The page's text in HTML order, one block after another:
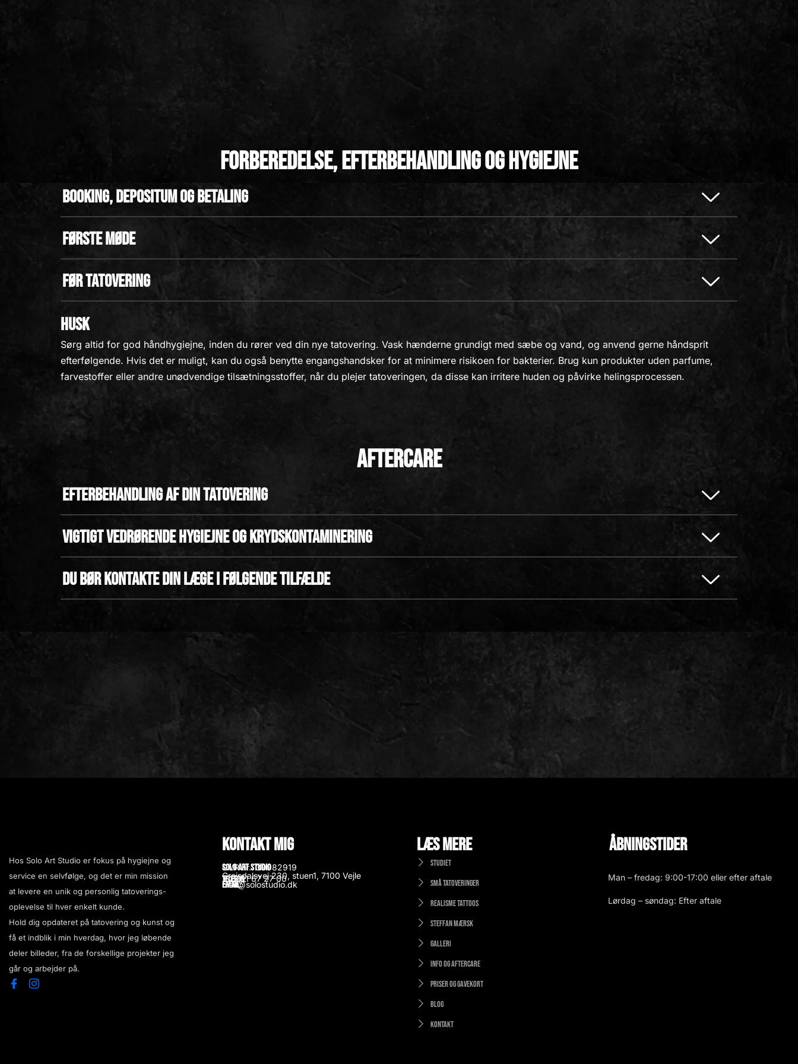
Forberedelse, efterbehandling og hygiejne
Booking, depositum og betaling
Første møde
Før tatovering
Husk
Sørg altid for god håndhygiejne, inden du rører ved din nye tatovering. Vask hænderne grundigt med sæbe og vand, og anvend gerne håndsprit
efterfølgende. Hvis det er muligt, kan du også benytte engangshandsker for at minimere risikoen for bakterier. Brug kun produkter uden parfume,
farvestoffer eller andre unødvendige tilsætningsstoffer, når du plejer tatoveringen, da disse kan irritere huden og påvirke helingsprocessen.
Aftercare
Efterbehandling af din tatovering
Vigtigt vedrørende hygiejne og krydskontaminering
Du bør kontakte din læge i følgende tilfælde
Hos Solo Art Studio er fokus på hygiejne og
service en selvfølge, og det er min mission
at levere en unik og personlig tatoverings-
oplevelse til hver enkelt kunde.
Hold dig opdateret på tatovering og kunst og
få et indblik i min hverdag, hvor jeg løbende
deler billeder, fra de forskellige projekter jeg
går og arbejder på.
Kontakt mig
Solo Art Studio
CVR nr.: 39982919
Grejsdalsvej 230, stuen1, 7100 Vejle
Telefon:
+45 61 67 27 00
Email:
mail@solostudio.dk
Læs mere
Studiet
Små tatoveringer
Realisme tattoos
Steffan Mærsk
Galleri
Info og aftercare
Priser og gavekort
Blog
Kontakt
Åbningstider
Man – fredag: 9:00-17:00 eller efter aftale
Lørdag – søndag: Efter aftale